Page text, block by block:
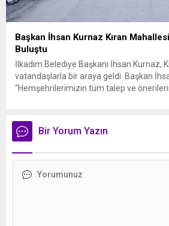
Başkan İhsan Kurnaz Kıran
Buluştu
İlkadım Belediye Başkanı İhsan Kurnaz,
vatandaşlarla bir araya geldi. Başkan
“Hemşehrilerimizin tüm talep ve
sohbet eden, onların talep ve önerileri
Kurnaz, gelen taleplerin çözümü için...
Bir Yorum Yazın